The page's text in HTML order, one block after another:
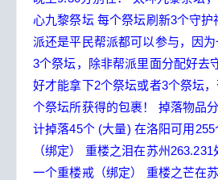
心九黎祭坛 每个祭坛刷新3个守护
派还是平民帮派都可以参与，因
3个祭坛，除非帮派里面分配好去
好才能拿下2个祭坛或者3个祭坛
个祭坛所获得的包裹！
掉落物品
计掉落45个 (大量) 在洛阳可用
（绑定）
重楼之泪在苏州263.231
一个重楼戒（绑定）
重楼之芒在